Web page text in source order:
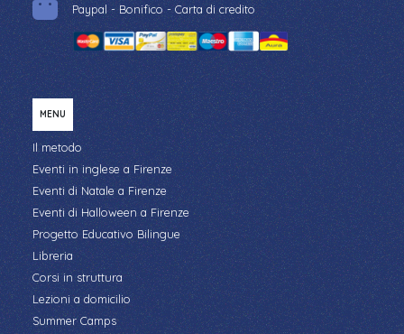
Paypal - Bonifico - Carta di credito
MENU
Il metodo
Eventi in inglese a Firenze
Eventi di Natale a Firenze
Eventi di Halloween a Firenze
Progetto Educativo Bilingue
Libreria
Corsi in struttura
Lezioni a domicilio
Summer Camps